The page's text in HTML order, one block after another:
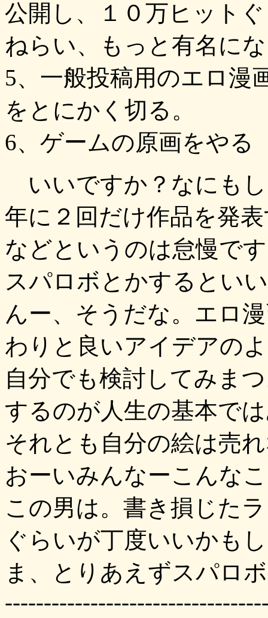
公開し、１０万ヒット
ねらい、もっと有名に
5、一般投稿用のエロ漫
をとにかく切る。
6、ゲームの原画をやる
いいですか？なにも
年に２回だけ作品を発
などというのは怠慢で
スパロボとかするとい
んー、そうだな。エロ
わりと良いアイデアの
自分でも検討してみま
するのが人生の基本で
それとも自分の絵は売
おーいみんなーこんな
この男は。書き損じた
ぐらいが丁度いいかも
ま、とりあえずスパロ